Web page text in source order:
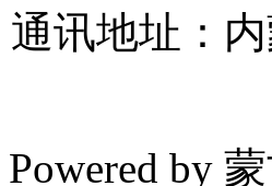
通讯地址：
Powered by